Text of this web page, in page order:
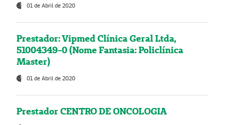
01 de Abril de 2020
Prestador: Vipmed Clínica Geral Ltda,
51004349-0 (Nome Fantasia: Policlínica
Master)
01 de Abril de 2020
Prestador CENTRO DE ONCOLOGIA